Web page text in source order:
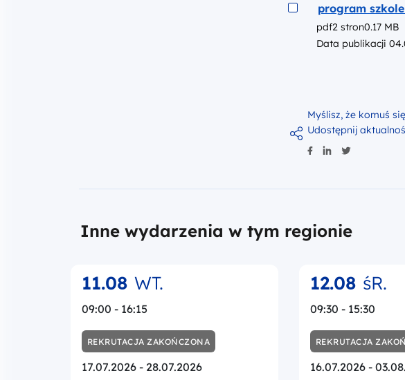
Podgląd
program
pdf2 stron0.17 MB
Data publikacji
Myślisz, że komuś
Udostępnij
Inne wydarzenia w tym regionie
11.08 WT.
09:00 - 16:15
REKRUTACJA ZAKOŃCZONA
17.07.2026 - 28.07.2026
12.08 śR.
09:30 - 15:30
REKRUTACJA
16.07.2026 -